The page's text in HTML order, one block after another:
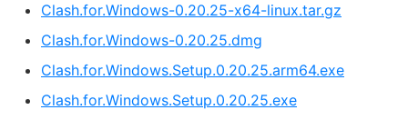
Clash.for.Windows-0.20.25-x64-linux.tar.gz
Clash.for.Windows-0.20.25.dmg
Clash.for.Windows.Setup.0.20.25.arm64.exe
Clash.for.Windows.Setup.0.20.25.exe